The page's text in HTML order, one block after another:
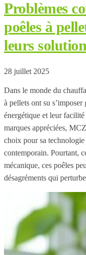
Problèmes
poêles à
leurs
28 juillet 2025
Dans le monde du
à pellets ont su
énergétique et leur
marques appréciées,
choix pour sa technologie
contemporain. Pourtant,
mécanique, ces poêles
désagréments qui